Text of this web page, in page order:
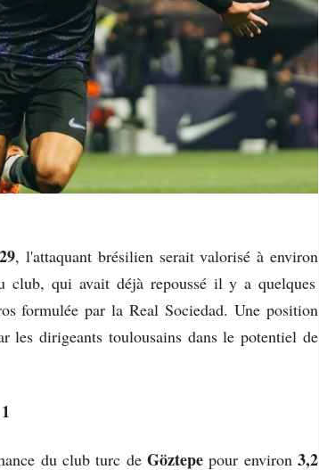
, l'attaquant brésilien serait valorisé à environ
qui avait déjà repoussé il y a quelques
formulée par la Real Sociedad. Une position
les dirigeants toulousains dans le potentiel de
du club turc de Göztepe pour environ3,2